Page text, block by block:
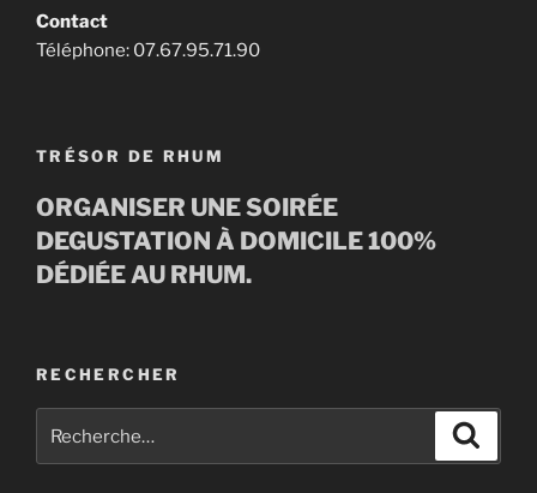
Contact
Téléphone: 07.67.95.71.90
TRÉSOR DE RHUM
ORGANISER UNE SOIRÉE
DEGUSTATION À DOMICILE 100%
DÉDIÉE AU RHUM.
RECHERCHER